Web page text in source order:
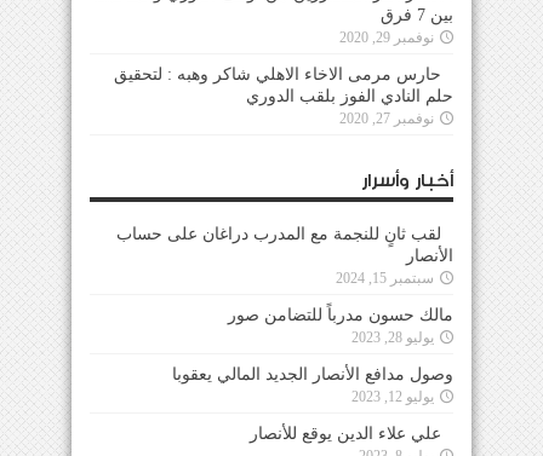
بين 7 فرق
نوفمبر 29, 2020
حارس مرمى الاخاء الاهلي شاكر وهبه : لتحقيق
حلم النادي الفوز بلقب الدوري
نوفمبر 27, 2020
أخبار وأسرار
لقب ثانٍ للنجمة مع المدرب دراغان على حساب
الأنصار
سبتمبر 15, 2024
مالك حسون مدرباً للتضامن صور
يوليو 28, 2023
وصول مدافع الأنصار الجديد المالي يعقوبا
يوليو 12, 2023
علي علاء الدين يوقع للأنصار